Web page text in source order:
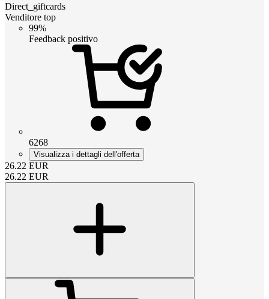
Direct_giftcards
Venditore top
99%
Feedback positivo
6268
Visualizza i dettagli dell'offerta
26.22 EUR
26.22 EUR